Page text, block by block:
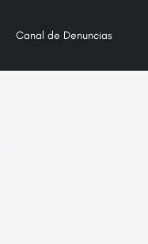
Canal de Denuncias